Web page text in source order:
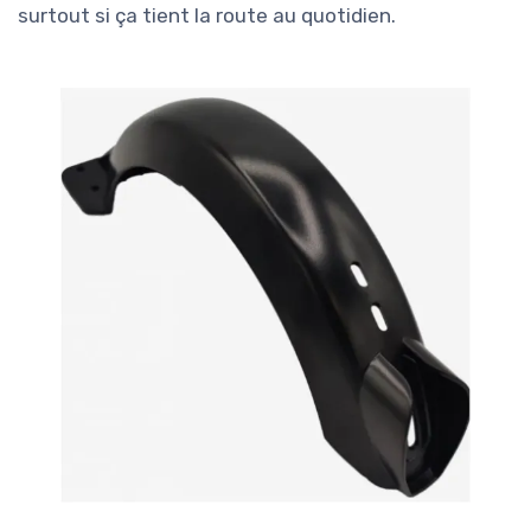
surtout si ça tient la route au quotidien.